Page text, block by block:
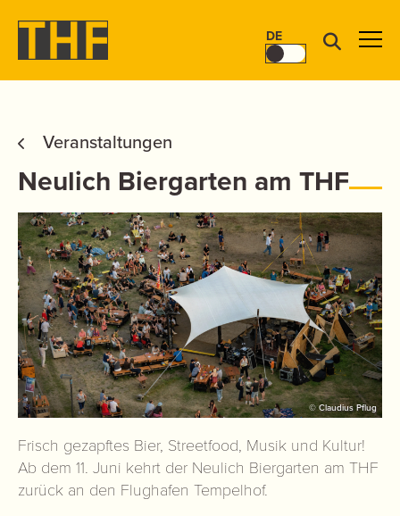
DE
Veranstaltungen
Neulich Biergarten am THF
© Claudius Pflug
Frisch gezapftes Bier, Streetfood, Musik und Kultur!
Ab dem 11. Juni kehrt der Neulich Biergarten am THF
zurück an den Flughafen Tempelhof.